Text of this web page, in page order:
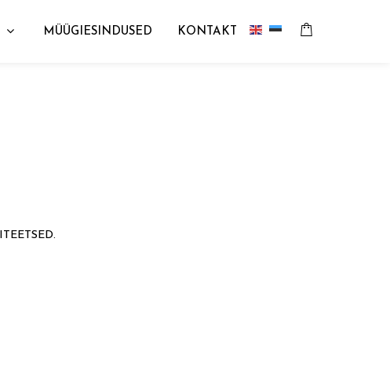
MÜÜGIESINDUSED
KONTAKT